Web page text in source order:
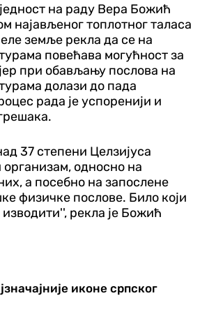
на раду Вера Божић
најављеног топлотног таласа
земље рекла да се на
повећава могућност за
при обављању послова на
долази до пада
рада је успоренији и
37 степени Целзијуса
организам, односно на
а посебно на запослене
физичке послове. Било који
рекла је Божић
иконе српског